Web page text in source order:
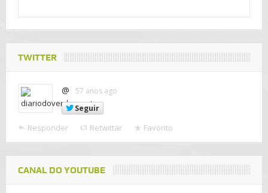
TWITTER
@
57 anos ago
Seguir
Responder Retwittar Favorito
CANAL DO YOUTUBE